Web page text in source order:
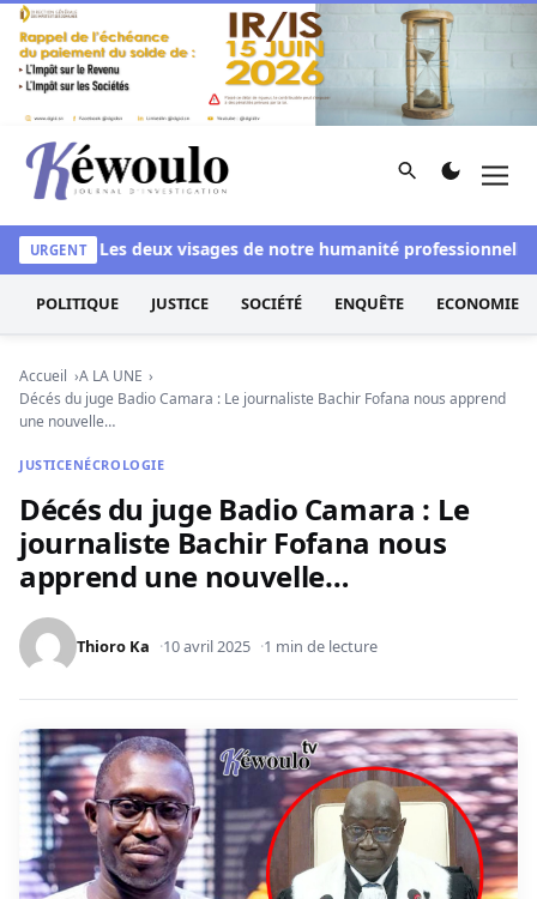
Aller au contenu
Kéwoulo, le premier site d'information et d'investigation
Rechercher
URGENTLes deux visages de notre humanité professionnelle :
POLITIQUE JUSTICE SOCIÉTÉ ENQUÊTE ECONOMIE
Accueil
A LA UNE
Décés du juge Badio Camara : Le journaliste Bachir Fofana nous apprend
une nouvelle…
JUSTICENÉCROLOGIE
Décés du juge Badio Camara : Le
journaliste Bachir Fofana nous
apprend une nouvelle…
Thioro Ka 10 avril 2025 1 min de lecture